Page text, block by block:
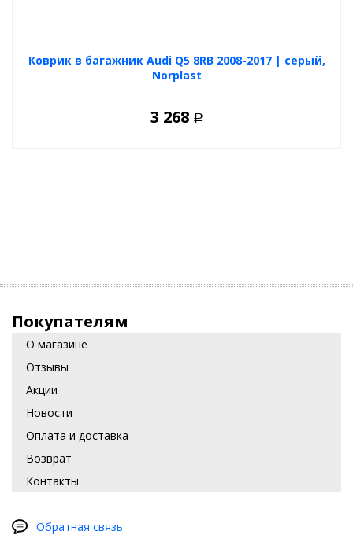
Коврик в багажник Audi Q5 8RB 2008-2017 | серый,
Norplast
3 268 Р
Покупателям
О магазине
Отзывы
Акции
Новости
Оплата и доставка
Возврат
Контакты
Обратная связь